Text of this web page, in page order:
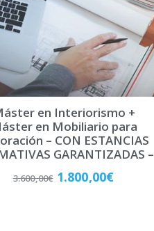
en Interiorismo +
en Mobiliario para
– CON ESTANCIAS
GARANTIZADAS –
3.600,00€ 1.800,00€